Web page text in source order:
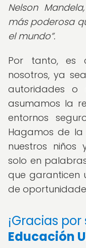
Nelson Mandela,
más poderosa
el mundo .
Por tanto, es
nosotros, ya
autoridades o
asumamos la
entornos
Hagamos de
nuestros niños
solo en
que garanticen
de
¡Gracias
Educación